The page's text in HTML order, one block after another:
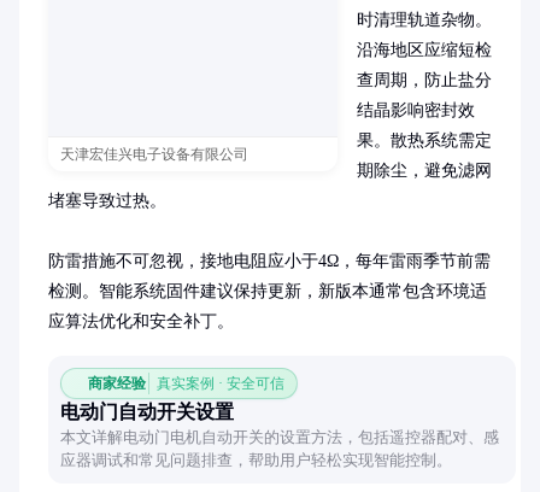
天津宏佳兴电子设备有限公司
时清理轨道杂物。
沿海地区应缩短检
查周期，防止盐分
结晶影响密封效
果。散热系统需定
期除尘，避免滤网
堵塞导致过热。
防雷措施不可忽视，接地电阻应小于4Ω，每年雷雨季节前需
检测。智能系统固件建议保持更新，新版本通常包含环境适
应算法优化和安全补丁。
商家经验 真实案例 · 安全可信
电动门自动开关设置
本文详解电动门电机自动开关的设置方法，包括遥控器配对、感
应器调试和常见问题排查，帮助用户轻松实现智能控制。